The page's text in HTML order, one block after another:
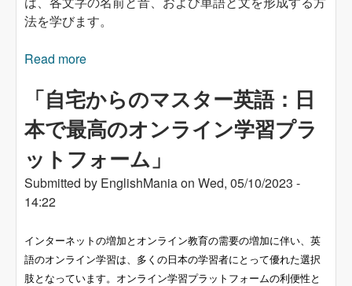
法を学びます。
Read more
「自宅からのマスター英語：日
本で最高のオンライン学習プラ
ットフォーム」
Submitted by EnglishManiaon Wed, 05/10/2023 -
14:22
インターネットの増加とオンライン教育の需要の増加に伴い、英
語のオンライン学習は、多くの日本の学習者にとって優れた選択
肢となっています。オンライン学習プラットフォームの利便性と